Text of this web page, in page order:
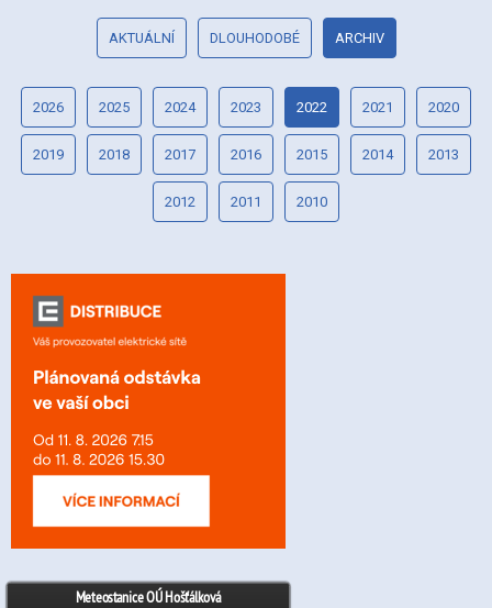
AKTUÁLNÍ DLOUHODOBÉ ARCHIV
2026 2025 2024 2023 2022 2021 2020
2019 2018 2017 2016 2015 2014 2013
2012 2011 2010